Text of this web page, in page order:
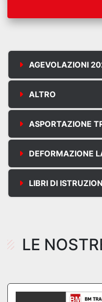
AGEVOLAZIONI
ALTRO
ASPORTAZIONE
DEFORMAZIONE
LIBRI DI
LE